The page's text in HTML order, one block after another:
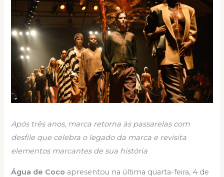
Após três anos, marca retorna às passarelas com
desfile que celebra o legado da marca e revisita
elementos marcantes de sua história
Água de Coco apresentou na última quarta-feira, 4 de